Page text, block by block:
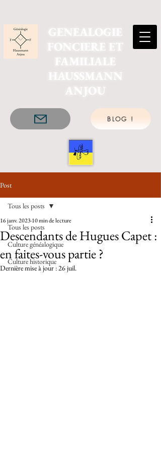
GENEALOGIE
FONCIERE ET
FAMILIALE
HAUSSMANN
ANJOU
BLOG !
Post
Tous les posts
Culture généalogique
Culture historique
Tous les posts
Descendants de Hugues Capet :
en faites-vous partie ?
16 janv. 202310 min de lecture
Dernière mise à jour :26 juil.